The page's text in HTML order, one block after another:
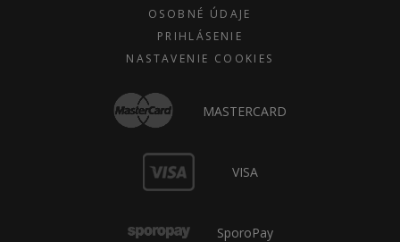
OSOBNÉ ÚDAJE
PRIHLÁSENIE
NASTAVENIE COOKIES
MASTERCARD
VISA
SporoPay